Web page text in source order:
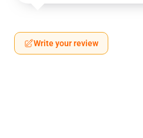
Write your review